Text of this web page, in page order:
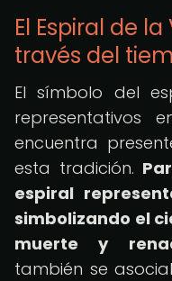
El Espiral de
través del
El símbolo del
encuentra
esta tradición.
espiral
simbolizando el
muerte y
también se